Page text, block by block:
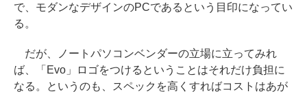
で、モダンなデザインのPCであるという目印になってい
る。
だが、ノートパソコンベンダーの立場に立ってみれ
ば、「Evo」ロゴをつけるということはそれだけ負担に
なる。というのも、スペックを高くすればコストはあが